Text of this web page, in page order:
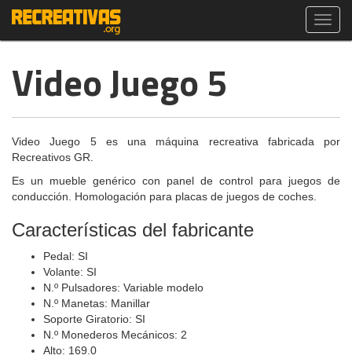
Video Juego 5
Video Juego 5 es una máquina recreativa fabricada por
Recreativos GR.
Es un mueble genérico con panel de control para juegos de
conducción. Homologación para placas de juegos de coches.
Características del fabricante
Pedal: SI
Volante: SI
N.º Pulsadores: Variable modelo
N.º Manetas: Manillar
Soporte Giratorio: SI
N.º Monederos Mecánicos: 2
Alto: 169.0